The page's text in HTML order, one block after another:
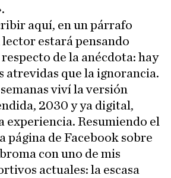
aquí, en un párrafo
lector estará pensando
de la anécdota: hay
atrevidas que la ignorancia.
viví la versión
2030 y ya digital,
experiencia. Resumiendo el
página de Facebook sobre
con uno de mis
actuales: la escasa